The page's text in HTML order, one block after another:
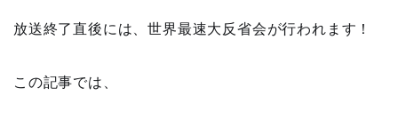
放送終了直後には、世界最速大反省会が行われます！
この記事では、